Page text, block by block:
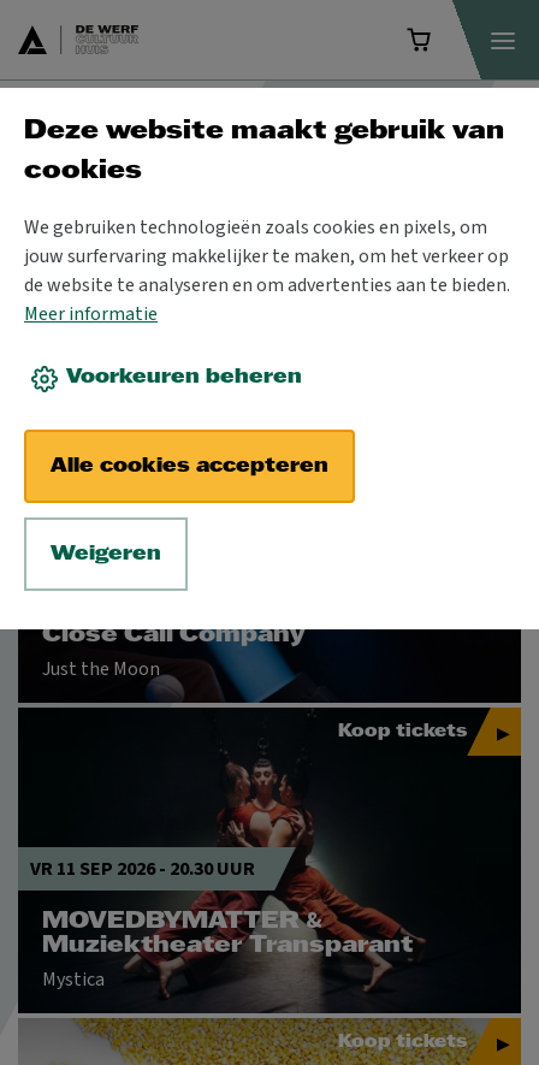
Tijd voor vakantie
Vanzaterdag 11 juli tot en met zondag
16 augustusgaan we er even tussenuit.
Voor dringende zaken blijven we achter de
schermen bereikbaar via
info@dewerfcultuurhuis.be
ZA 29 AUG 2026-ZO 30 AUG 2026
Close Call Company
Just the Moon
Koop tickets
VR 11 SEP 2026 - 20.30 UUR
MOVEDBYMATTER&
Muziektheater Transparant
Mystica
Koop tickets
Deze website maakt gebruik van
cookies
We gebruiken technologieën zoals cookies en pixels, om
jouw surfervaring makkelijker te maken, om het verkeer op
de website te analyseren en om advertenties aan te bieden.
Meer informatie
Voorkeuren beheren
Alle cookies accepteren
Weigeren